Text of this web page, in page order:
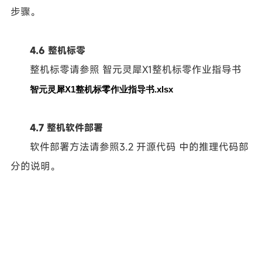
步骤。
4.6 整机标零
整机标零请参照 智元灵犀X1整机标零作业指导书
智元灵犀X1整机标零作业指导书.xlsx
4.7 整机软件部署
软件部署方法请参照3.2 开源代码 中的推理代码部
分的说明。